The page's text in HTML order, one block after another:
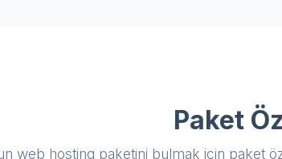
Paket
web hosting paketini bulmak için paket